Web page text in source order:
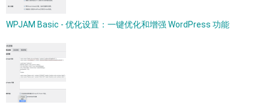
WPJAM Basic - 优化设置：一键优化和增强 WordPress 功能